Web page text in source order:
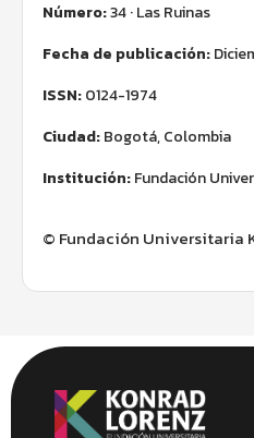
Número:34 · Las Ruinas
Fecha de publicación:
ISSN:0124-1974
Ciudad:Bogotá, Colombia
Institución:Fundación
© Fundación Universitaria